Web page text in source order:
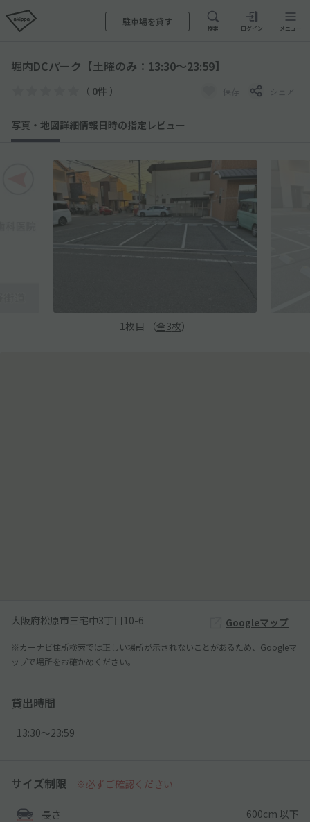
駐車場を貸す
検索 ログイン メニュー
堀内DCパーク【土曜のみ：13:30～23:59】
（ 0件 ） 保存 シェア
写真・地図詳細情報日時の指定 レビュー
1 枚目 （全3枚）
大阪府松原市三宅中3丁目10-6 Googleマップ
※カーナビ住所検索では正しい場所が示されないことがあるため、Googleマ
ップで場所をお確かめください。
貸出時間
13:30〜23:59
サイズ制限 ※必ずご確認ください
長さ 600cm 以下